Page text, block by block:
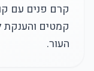
קרם פנים עם
קמטים והענקת
העור.